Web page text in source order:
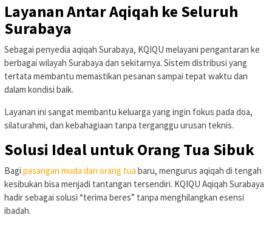
Layanan Antar Aqiqah ke Seluruh
Surabaya
Sebagai penyedia aqiqah Surabaya, KQIQU melayani pengantaran ke
berbagai wilayah Surabaya dan sekitarnya. Sistem distribusi yang
tertata membantu memastikan pesanan sampai tepat waktu dan
dalam kondisi baik.
Layanan ini sangat membantu keluarga yang ingin fokus pada doa,
silaturahmi, dan kebahagiaan tanpa terganggu urusan teknis.
Solusi Ideal untuk Orang Tua Sibuk
Bagi pasangan muda dan orang tua baru, mengurus aqiqah di tengah
kesibukan bisa menjadi tantangan tersendiri. KQIQU Aqiqah Surabaya
hadir sebagai solusi “terima beres” tanpa menghilangkan esensi
ibadah.